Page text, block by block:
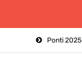
Ponti 2025